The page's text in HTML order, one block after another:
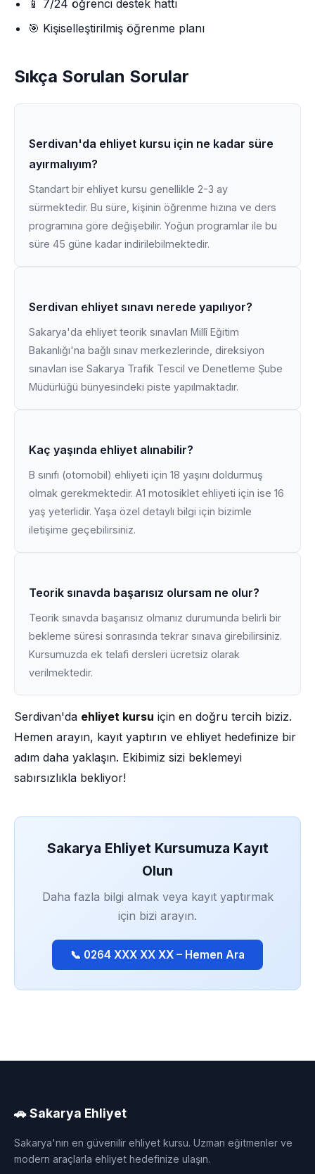
📱 7/24 öğrenci destek hattı
🎯 Kişiselleştirilmiş öğrenme planı
Sıkça Sorulan Sorular
Serdivan'da ehliyet kursu için ne kadar süre
ayırmalıyım?
Standart bir ehliyet kursu genellikle 2-3 ay
sürmektedir. Bu süre, kişinin öğrenme hızına ve ders
programına göre değişebilir. Yoğun programlar ile bu
süre 45 güne kadar indirilebilmektedir.
Serdivan ehliyet sınavı nerede yapılıyor?
Sakarya'da ehliyet teorik sınavları Millî Eğitim
Bakanlığı'na bağlı sınav merkezlerinde, direksiyon
sınavları ise Sakarya Trafik Tescil ve Denetleme Şube
Müdürlüğü bünyesindeki piste yapılmaktadır.
Kaç yaşında ehliyet alınabilir?
B sınıfı (otomobil) ehliyeti için 18 yaşını doldurmuş
olmak gerekmektedir. A1 motosiklet ehliyeti için ise 16
yaş yeterlidir. Yaşa özel detaylı bilgi için bizimle
iletişime geçebilirsiniz.
Teorik sınavda başarısız olursam ne olur?
Teorik sınavda başarısız olmanız durumunda belirli bir
bekleme süresi sonrasında tekrar sınava girebilirsiniz.
Kursumuzda ek telafi dersleri ücretsiz olarak
verilmektedir.
Serdivan'da ehliyet kursu için en doğru tercih biziz.
Hemen arayın, kayıt yaptırın ve ehliyet hedefinize bir
adım daha yaklaşın. Ekibimiz sizi beklemeyi
sabırsızlıkla bekliyor!
Sakarya Ehliyet Kursumuza Kayıt
Olun
Daha fazla bilgi almak veya kayıt yaptırmak
için bizi arayın.
📞 0264 XXX XX XX – Hemen Ara
🚗 Sakarya Ehliyet
Sakarya'nın en güvenilir ehliyet kursu. Uzman eğitmenler ve
modern araçlarla ehliyet hedefinize ulaşın.